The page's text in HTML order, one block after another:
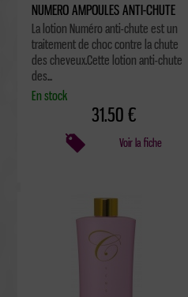
NUMERO AMPOULES ANTI-CHUTE
La lotion Numéro anti-chute est un
traitement de choc contre la chute
des cheveux.Cette lotion anti-chute
des...
En stock
31.50 €
Voir la fiche